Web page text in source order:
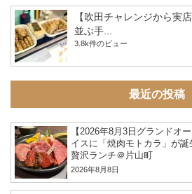
【吹田チャレンジから実
並ぶ手...
3.8k件のビュー
最近の投稿
【2026年8月3日グランドオ
イスに「焼肉モトカラ」が
贅沢ランチ＠片山町
2026年8月8日